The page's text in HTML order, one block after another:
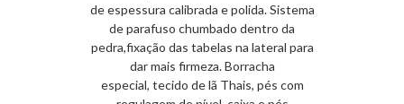
de espessura calibrada e polida. Sistema
de parafuso chumbado dentro da
pedra,fixação das tabelas na lateral para
dar mais firmeza. Borracha
especial, tecido de lã Thais, pés com